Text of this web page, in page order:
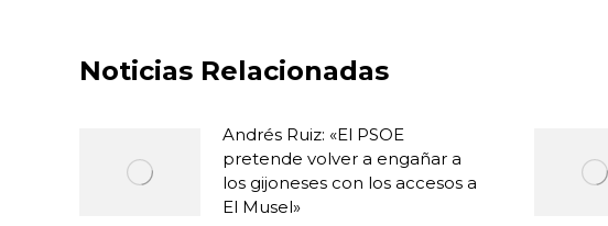
Noticias Relacionadas
Andrés Ruiz: «El PSOE
pretende volver a engañar a
los gijoneses con los accesos a
El Musel»